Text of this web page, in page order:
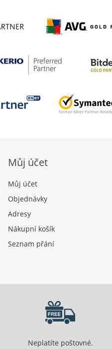
Můj účet
Můj účet
Objednávky
Adresy
Nákupní košík
Seznam přání
Neplatíte poštovné.